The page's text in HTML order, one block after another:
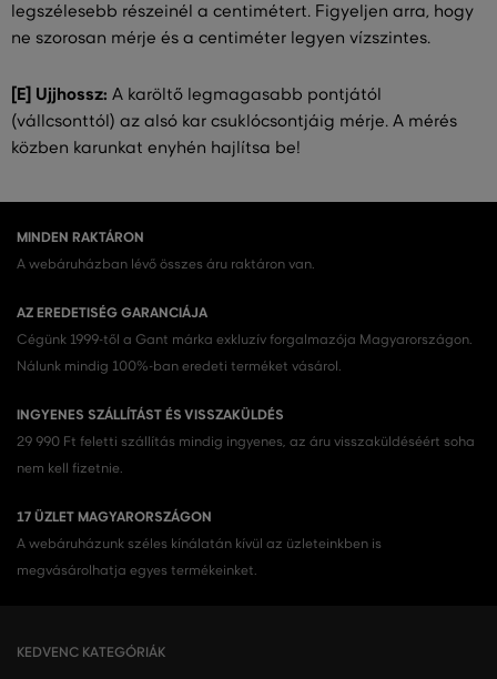
legszélesebb részeinél a centimétert. Figyeljen arra, hogy
ne szorosan mérje és a centiméter legyen vízszintes.
[E] Ujjhossz: A karöltő legmagasabb pontjától
(vállcsonttól) az alsó kar csuklócsontjáig mérje. A mérés
közben karunkat enyhén hajlítsa be!
MINDEN RAKTÁRON
A webáruházban lévő összes áru raktáron van.
AZ EREDETISÉG GARANCIÁJA
Cégünk 1999-től a Gant márka exkluzív forgalmazója Magyarországon.
Nálunk mindig 100%-ban eredeti terméket vásárol.
INGYENES SZÁLLÍTÁST ÉS VISSZAKÜLDÉS
29 990 Ft feletti szállítás mindig ingyenes, az áru visszaküldéséért soha
nem kell fizetnie.
17 ÜZLET MAGYARORSZÁGON
A webáruházunk széles kínálatán kívül az üzleteinkben is
megvásárolhatja egyes termékeinket.
KEDVENC KATEGÓRIÁK